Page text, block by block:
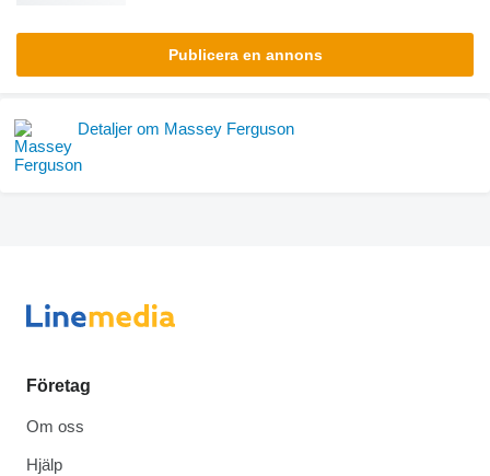
Publicera en annons
Detaljer om Massey Ferguson
Företag
Om oss
Hjälp